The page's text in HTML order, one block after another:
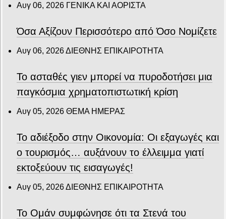
Αυγ 06, 2026 ΓΕΝΙΚΑ ΚΑΙ ΑΟΡΙΣΤΑ
Όσα Αξίζουν Περισσότερο από Όσο Νομίζετε
Αυγ 06, 2026ΔΙΕΘΝΗΣ ΕΠΙΚΑΙΡΟΤΗΤΑ
Το ασταθές γιεν μπορεί να πυροδοτήσει μια
παγκόσμια χρηματοπιστωτική κρίση
Αυγ 05, 2026 ΘΕΜΑ ΗΜΕΡΑΣ
Το αδιέξοδο στην Οικονομία: Οι εξαγωγές και
ο τουρισμός… αυξάνουν το έλλειμμα γιατί
εκτοξεύουν τις εισαγωγές!
Αυγ 05, 2026ΔΙΕΘΝΗΣ ΕΠΙΚΑΙΡΟΤΗΤΑ
Το Ομάν συμφώνησε ότι τα Στενά του